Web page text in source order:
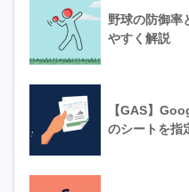
野球の防御率
やすく解説
【GAS】
のシートを指